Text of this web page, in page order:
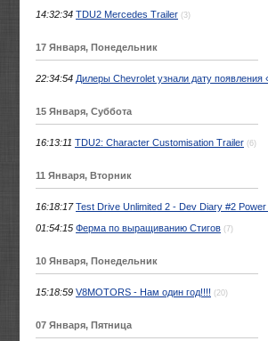
14:32:34 TDU2 Mercedes Trailer (3)
17 Января, Понедельник
22:34:54 Дилеры Chevrolet узнали дату появления
15 Января, Суббота
16:13:11 TDU2: Character Customisation Trailer (6)
11 Января, Вторник
16:18:17 Test Drive Unlimited 2 - Dev Diary #2
01:54:15 Ферма по выращиванию Стигов (7)
10 Января, Понедельник
15:18:59 V8MOTORS - Нам один год!!!! (20)
07 Января, Пятница